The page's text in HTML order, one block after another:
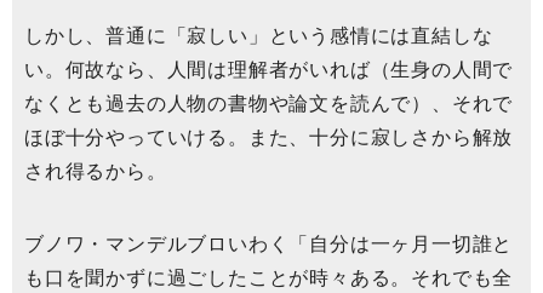
しかし、普通に「寂しい」という感情には直結しな
い。何故なら、人間は理解者がいれば（生身の人間で
なくとも過去の人物の書物や論文を読んで）、それで
ほぼ十分やっていける。また、十分に寂しさから解放
され得るから。
ブノワ・マンデルブロいわく「自分は一ヶ月一切誰と
も口を聞かずに過ごしたことが時々ある。それでも全